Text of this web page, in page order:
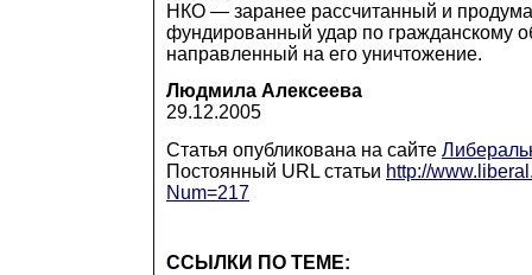
НКО — заранее рассчитанный и
фундированный удар по гражданскому
направленный на его уничтожение.
Людмила Алексеева
29.12.2005
Статья опубликована на сайте
Постоянный URL статьи http://
Num=217
ССЫЛКИ ПО ТЕМЕ: